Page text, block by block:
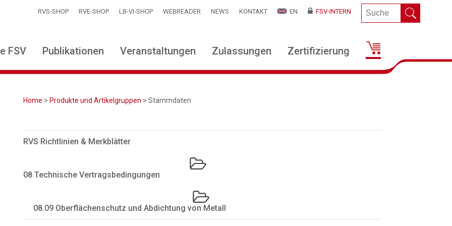
RVS-SHOP RVE-SHOP LB-VI-SHOP WEBREADER NEWS KONTAKT EN FSV-INTERN
FSV Publikationen Veranstaltungen Zulassungen Zertifizierung
Home > Produkte und Artikelgruppen > Stammdaten
RVS Richtlinien & Merkblätter
08 Technische Vertragsbedingungen
08.09 Oberflächenschutz und Abdichtung von Metall